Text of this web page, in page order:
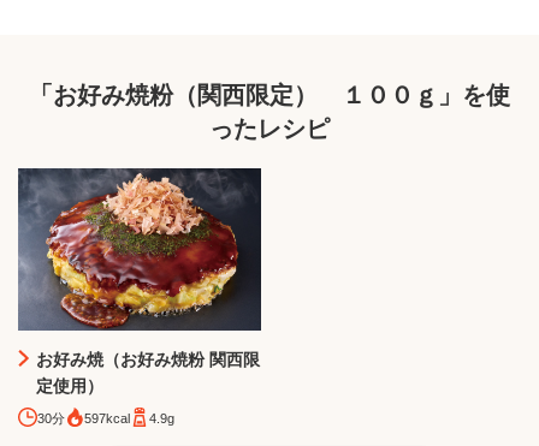
「お好み焼粉（関西限定） １００ｇ」を使
ったレシピ
お好み焼（お好み焼粉 関西限
定使用）
30分 597kcal 4.9g